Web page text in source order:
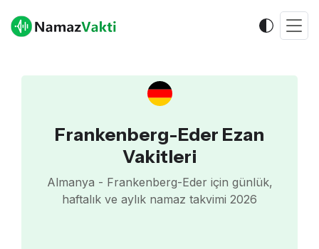
Frankenberg-Eder Ezan
Vakitleri
Almanya - Frankenberg-Eder için günlük,
haftalık ve aylık namaz takvimi 2026